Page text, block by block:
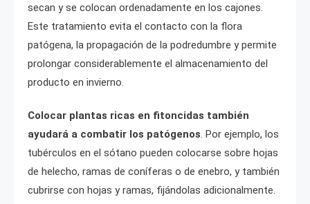
secan y se colocan ordenadamente en los cajones.
Este tratamiento evita el contacto con la flora
patógena, la propagación de la podredumbre y permite
prolongar considerablemente el almacenamiento del
producto en invierno.
Colocar plantas ricas en fitoncidas también
ayudará a combatir los patógenos. Por ejemplo, los
tubérculos en el sótano pueden colocarse sobre hojas
de helecho, ramas de coníferas o de enebro, y también
cubrirse con hojas y ramas, fijándolas adicionalmente.